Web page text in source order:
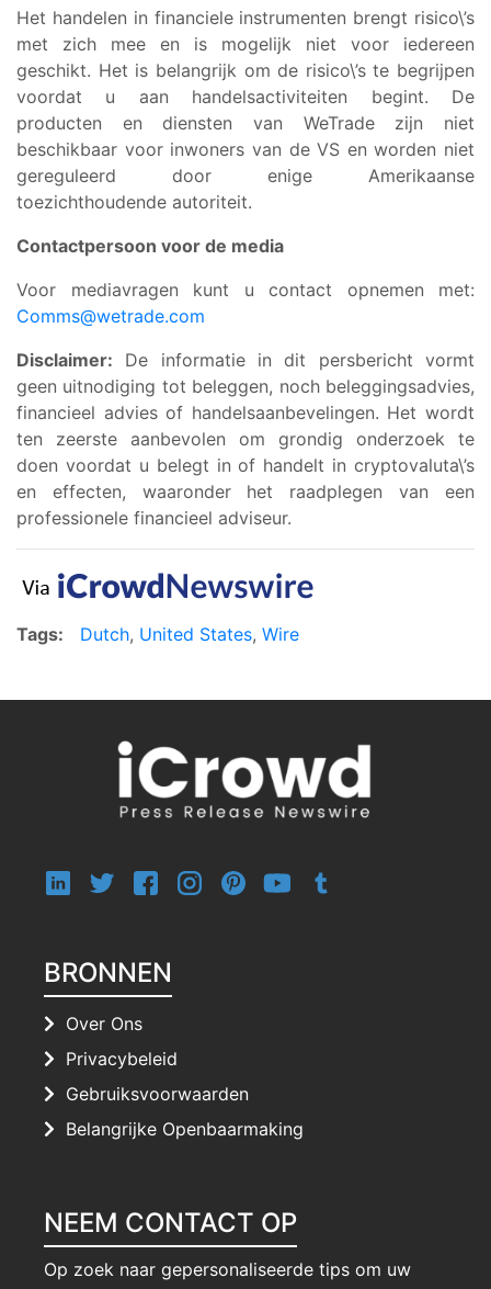
Het handelen in financiele instrumenten brengt risico\’s
met zich mee en is mogelijk niet voor iedereen
geschikt. Het is belangrijk om de risico\’s te begrijpen
voordat u aan handelsactiviteiten begint. De
producten en diensten van WeTrade zijn niet
beschikbaar voor inwoners van de VS en worden niet
gereguleerd door enige Amerikaanse
toezichthoudende autoriteit.
Contactpersoon voor de media
Voor mediavragen kunt u contact opnemen met:
Comms@wetrade.com
Disclaimer: De informatie in dit persbericht vormt
geen uitnodiging tot beleggen, noch beleggingsadvies,
financieel advies of handelsaanbevelingen. Het wordt
ten zeerste aanbevolen om grondig onderzoek te
doen voordat u belegt in of handelt in cryptovaluta\’s
en effecten, waaronder het raadplegen van een
professionele financieel adviseur.
Tags: Dutch, United States, Wire
BRONNEN
Over Ons
Privacybeleid
Gebruiksvoorwaarden
Belangrijke Openbaarmaking
NEEM CONTACT OP
Op zoek naar gepersonaliseerde tips om uw